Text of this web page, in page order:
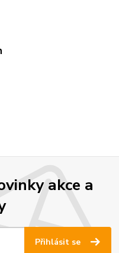
akce a
Přihlásit se